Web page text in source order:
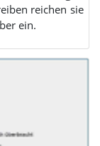
reichen sie
ein.